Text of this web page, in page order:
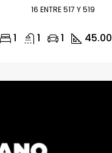
16 ENTRE 517 Y 519
1 1 1 45.00